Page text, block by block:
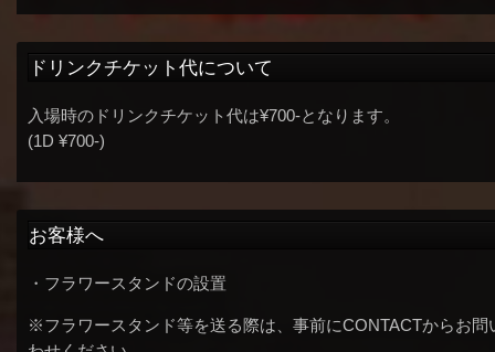
ドリンクチケット代について
入場時のドリンクチケット代は¥700-となります。
(1D ¥700-)
お客様へ
・フラワースタンドの設置
※フラワースタンド等を送る際は、事前にCONTACTからお問